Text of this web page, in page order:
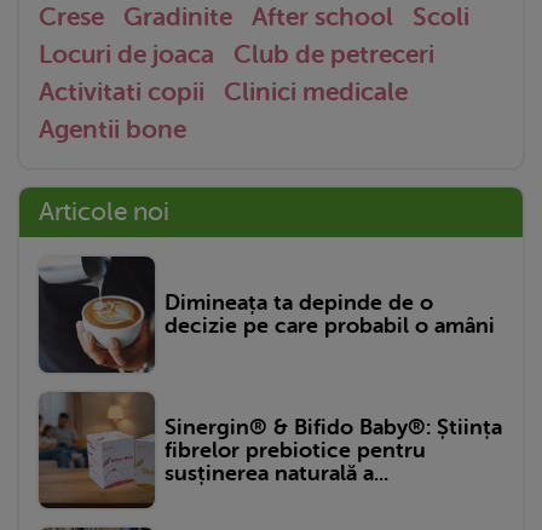
Crese Gradinite After school
Scoli
Locuri de joaca
Club de petreceri
Activitati copii
Clinici medicale
Agentii bone
Articole noi
Dimineața ta depinde de o
decizie pe care probabil o amâni
Sinergin® & Bifido Baby®: Știința
fibrelor prebiotice pentru
susținerea naturală a...